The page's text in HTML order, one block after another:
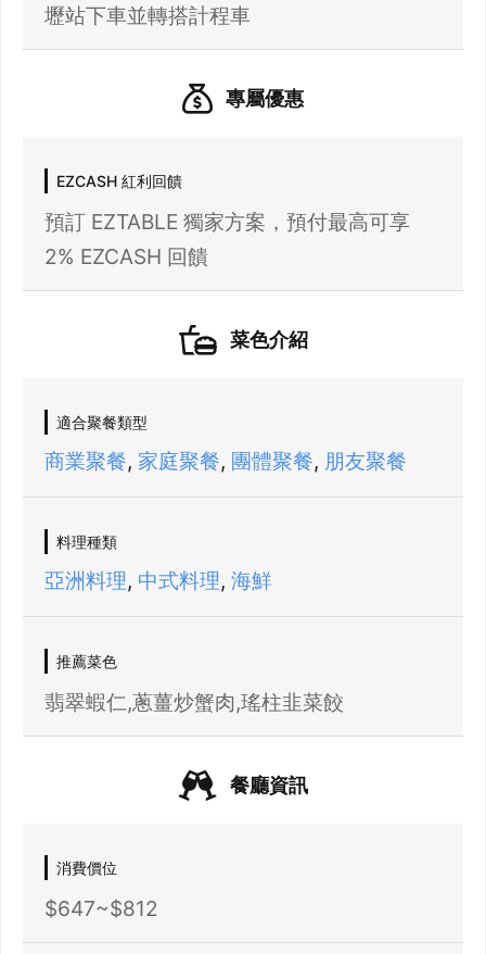
21 人以上大型訂位，請洽 LINE 官方帳號
@eztable
我知道了
壢站下車並轉搭計程車
專屬優惠
EZCASH 紅利回饋
預訂 EZTABLE 獨家方案，預付最高可享
2% EZCASH 回饋
菜色介紹
適合聚餐類型
商業聚餐, 家庭聚餐, 團體聚餐, 朋友聚餐
料理種類
亞洲料理, 中式料理, 海鮮
推薦菜色
翡翠蝦仁,蔥薑炒蟹肉,瑤柱韭菜餃
餐廳資訊
消費價位
$647~$812
確定要登出嗎？
先不要